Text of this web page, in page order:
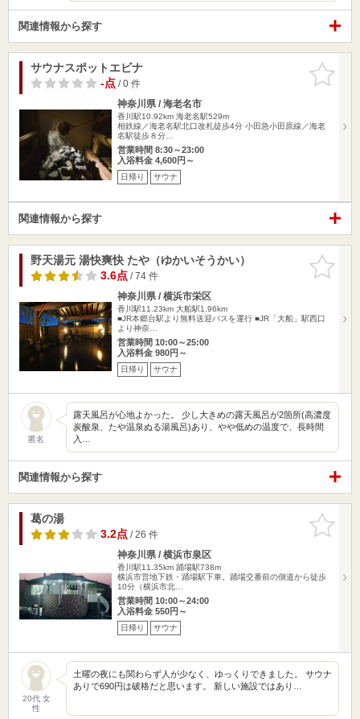
関連情報から探す
お気に入
りに追加
サウナスポットエビナ
-点/ 0 件
神奈川県 / 海老名市
香川駅10.92km 海老名駅529m
相鉄線／海老名駅北口改札徒歩4分 小田急小田原線／海老
名駅徒歩８分…
営業時間 8:30～23:00
入浴料金 4,600円～
日帰り サウナ
関連情報から探す
お気に入
りに追加
野天湯元 湯快爽快 たや（ゆかいそうかい）
3.6点/ 74 件
神奈川県 / 横浜市栄区
香川駅11.23km 大船駅1.96km
■JR本郷台駅より無料送迎バスを運行 ■JR「大船」駅西口
より神奈…
営業時間 10:00～25:00
入浴料金 980円～
日帰り サウナ
匿名
露天風呂が心地よかった。 少し大きめの露天風呂が2箇所(高濃度
炭酸泉、たや温泉ぬる湯風呂)あり、やや低めの温度で、長時間
入…
関連情報から探す
お気に入
りに追加
葛の湯
3.2点/ 26 件
神奈川県 / 横浜市泉区
香川駅11.35km 踊場駅738m
横浜市営地下鉄・踊場駅下車。踊場交番前の側道から徒歩
10分（横浜市北…
営業時間 10:00～24:00
入浴料金 550円～
日帰り サウナ
20代 女
性
土曜の夜にも関わらず人が少なく、ゆっくりできました。 サウナ
ありで690円は破格だと思います。 新しい施設ではあり…